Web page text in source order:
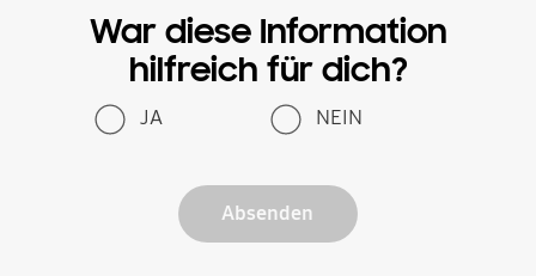
War diese Information
hilfreich für dich?
JA NEIN
Absenden